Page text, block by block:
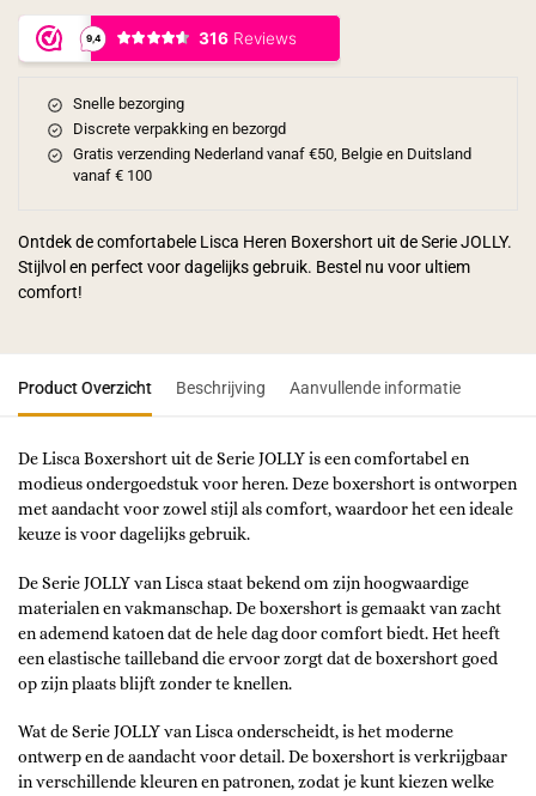
Snelle bezorging
Discrete verpakking en bezorgd
Gratis verzending Nederland vanaf €50, Belgie en Duitsland
vanaf € 100
Ontdek de comfortabele Lisca Heren Boxershort uit de Serie JOLLY.
Stijlvol en perfect voor dagelijks gebruik. Bestel nu voor ultiem
comfort!
Product Overzicht Beschrijving Aanvullende informatie
De Lisca Boxershort uit de Serie JOLLY is een comfortabel en
modieus ondergoedstuk voor heren. Deze boxershort is ontworpen
met aandacht voor zowel stijl als comfort, waardoor het een ideale
keuze is voor dagelijks gebruik.
De Serie JOLLY van Lisca staat bekend om zijn hoogwaardige
materialen en vakmanschap. De boxershort is gemaakt van zacht
en ademend katoen dat de hele dag door comfort biedt. Het heeft
een elastische tailleband die ervoor zorgt dat de boxershort goed
op zijn plaats blijft zonder te knellen.
Wat de Serie JOLLY van Lisca onderscheidt, is het moderne
ontwerp en de aandacht voor detail. De boxershort is verkrijgbaar
in verschillende kleuren en patronen, zodat je kunt kiezen welke